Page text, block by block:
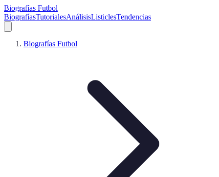
Biografías Futbol
BiografíasTutorialesAnálisisListiclesTendencias
Biografías Futbol